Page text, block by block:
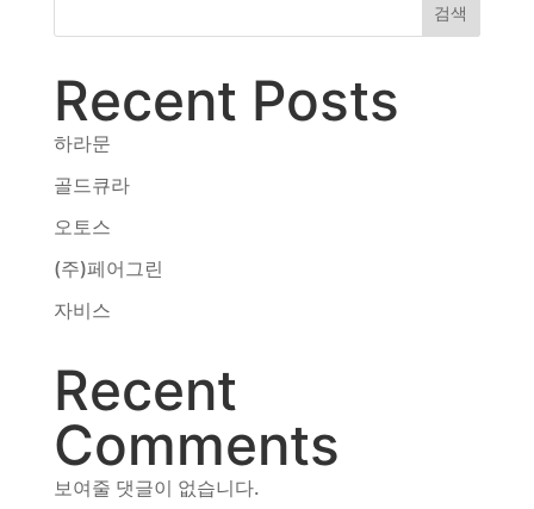
동영상, CI - 카피어랜드㈜
동영상, 카탈로그 - 피자마루
웹사이트 - 백조씽크
검색
Recent Posts
하라문
골드큐라
오토스
(주)페어그린
자비스
Recent
Comments
보여줄 댓글이 없습니다.